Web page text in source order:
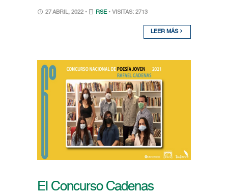
27 ABRIL, 2022 • RSE • VISITAS: 2713
LEER MÁS
El Concurso Cadenas